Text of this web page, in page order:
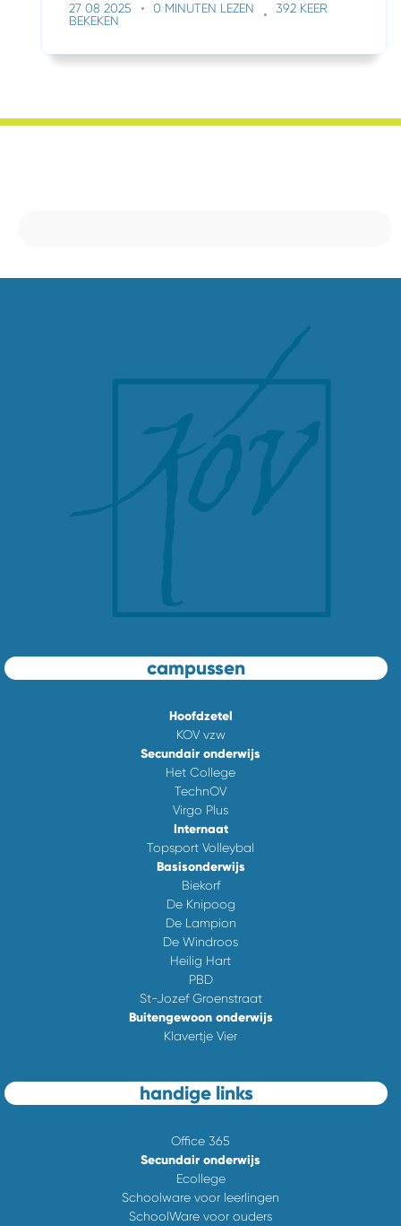
27 08 2025 0 MINUTEN LEZEN
392 KEER
BEKEKEN
campussen
Hoofdzetel
KOV vzw
Secundair onderwijs
Het College
TechnOV
Virgo Plus
Internaat
Topsport Volleybal
Basisonderwijs
Biekorf
De Knipoog
De Lampion
De Windroos
Heilig Hart
PBD
St-Jozef Groenstraat
Buitengewoon onderwijs
Klavertje Vier
handige links
Office 365
Secundair onderwijs
Ecollege
Schoolware voor leerlingen
SchoolWare voor ouders